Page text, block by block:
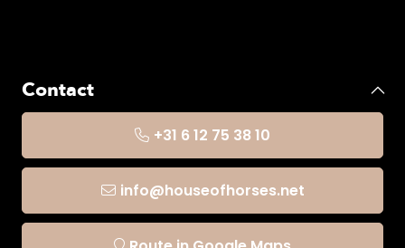
Contact
+31 6 12 75 38 10
info@houseofhorses.net